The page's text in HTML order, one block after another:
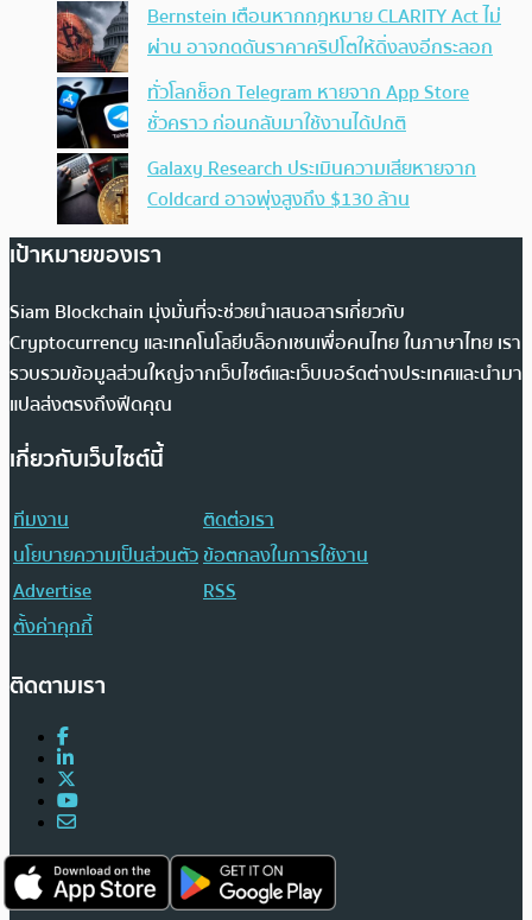
Bernstein เตือนหากกฎหมาย CLARITY Act ไม่
ผ่าน อาจกดดันราคาคริปโตให้ดิ่งลงอีกระลอก
ทั่วโลกช็อก Telegram หายจาก App Store
ชั่วคราว ก่อนกลับมาใช้งานได้ปกติ
Galaxy Research ประเมินความเสียหายจาก
Coldcard อาจพุ่งสูงถึง $130 ล้าน
เป้าหมายของเรา
Siam Blockchain มุ่งมั่นที่จะช่วยนำเสนอสารเกี่ยวกับ
Cryptocurrency และเทคโนโลยีบล็อกเชนเพื่อคนไทย ในภาษาไทย เรา
รวบรวมข้อมูลส่วนใหญ่จากเว็บไซต์และเว็บบอร์ดต่างประเทศและนำมา
แปลส่งตรงถึงฟีดคุณ
เกี่ยวกับเว็บไซต์นี้
ทีมงาน
ติดต่อเรา
นโยบายความเป็นส่วนตัวข้อตกลงในการใช้งาน
Advertise
RSS
ตั้งค่าคุกกี้
ติดตามเรา